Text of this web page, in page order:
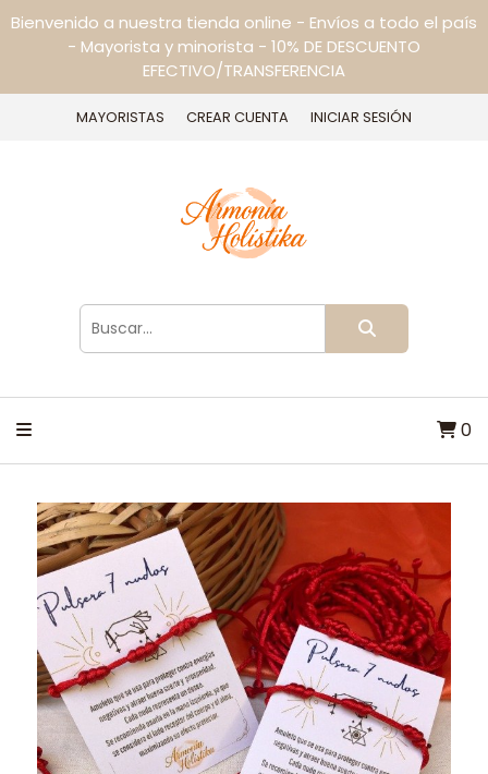
Bienvenido a nuestra tienda online - Envíos a todo el país
- Mayorista y minorista - 10% DE DESCUENTO
EFECTIVO/TRANSFERENCIA
MAYORISTAS CREAR CUENTA INICIAR SESIÓN
0